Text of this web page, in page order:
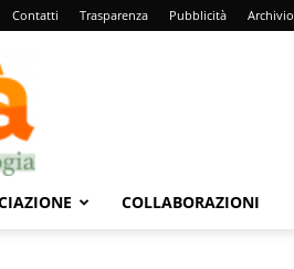
Contatti Trasparenza Pubblicità Archivio
COLLABORAZIONI